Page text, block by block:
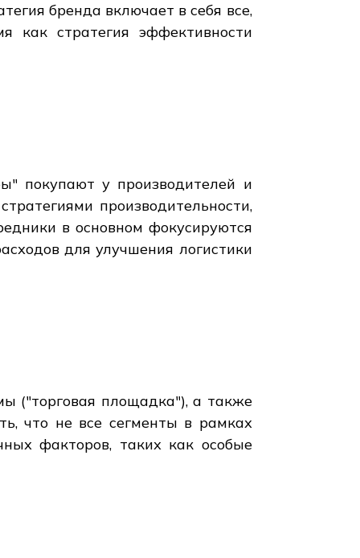
бренда включает в себя все,
как стратегия эффективности
покупают у производителей и
производительности,
в основном фокусируются
для улучшения логистики
("торговая площадка"), а также
что не все сегменты в рамках
факторов, таких как особые